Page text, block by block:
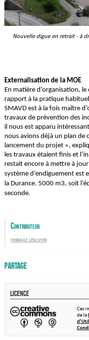
Nouvelle digue en retrait - à
Externalisation de la MOE
En matière d’organisation,
rapport à la pratique
SMAVD est à la fois maître
travaux de prévention des
il nous est apparu
nous avions déjà un plan de
lancement du projet »,
les travaux étaient finis et
restait encore à mettre à jour
système d’endiguement est
la Durance. 5000 m3, soit
seconde.
Contributeur
thibault lescuyer
Partage
Licence
Ces
de la